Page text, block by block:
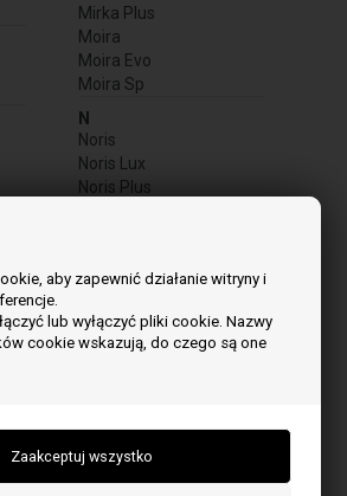
aby zapewnić działanie witryny i
lub wyłączyć pliki cookie. Nazwy
cookie wskazują, do czego są one
Mirka Plus
Moira
Moira Evo
Moira Sp
N
Noris
Noris Lux
Noris Plus
PR20
R
Raffaella Idro 2.0